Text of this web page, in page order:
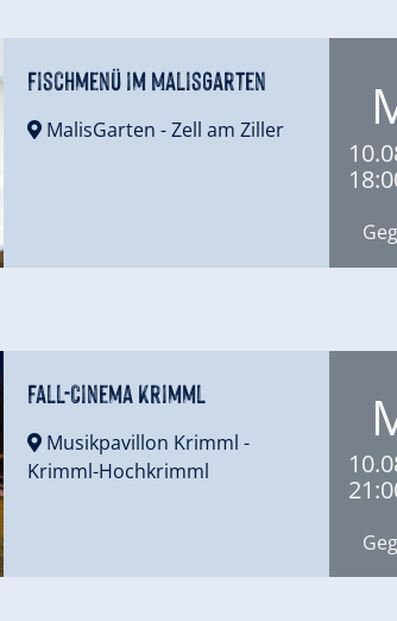
Fischmenü im MalisGarten
MalisGarten - Zell am Ziller
Fall-Cinema Krimml
Musikpavillon Krimml -
Krimml-Hochkrimml